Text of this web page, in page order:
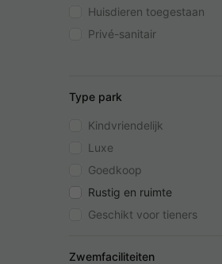
Huisdieren toegestaan
Privé-sanitair
Type park
Kindvriendelijk
Luxe
Goedkoop
Rustig en ruimte
Geschikt voor tieners
Zwemfaciliteiten